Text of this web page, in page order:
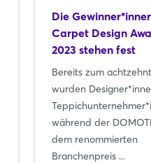
Die
Carpet Design
2023 stehen fest
Bereits zum
wurden
während der
dem renommierten
Branchenpreis ...